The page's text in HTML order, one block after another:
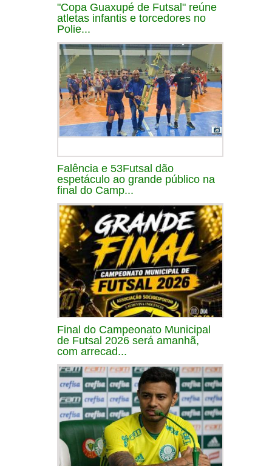
"Copa Guaxupé de Futsal" reúne
atletas infantis e torcedores no
Polie...
Falência e 53Futsal dão
espetáculo ao grande público na
final do Camp...
Final do Campeonato Municipal
de Futsal 2026 será amanhã,
com arrecad...